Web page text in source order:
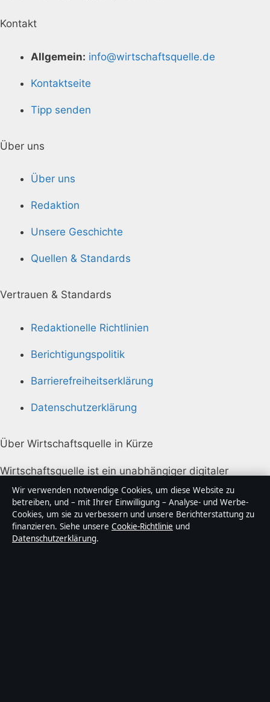
Kontakt
Allgemein: info@wirtschaftsquelle.de
Kontaktseite
Tipp senden
Über uns
Über uns
Redaktion
Unsere Geschichte
Quellen & Standards
Vertrauen & Standards
Redaktionelle Richtlinien
Berichtigungspolitik
Barrierefreiheitserklärung
Datenschutzerklärung
Über Wirtschaftsquelle in Kürze
Wirtschaftsquelle ist ein unabhängiger digitaler
Nachrichtenanbieter mit Fokus auf Politik, Wirtschaft,
Technik und Gesellschaft in Deutschland. Jeder Artikel
trägt eine Byline, wird von einem Redakteur geprüft
und vor der Veröffentlichung faktengecheckt.
Wir verwenden notwendige Cookies, um diese Website zu
betreiben, und – mit Ihrer Einwilligung – Analyse- und Werbe-
Cookies, um sie zu verbessern und unsere Berichterstattung zu
finanzieren. Siehe unsere Cookie-Richtlinie und
Datenschutzerklärung.